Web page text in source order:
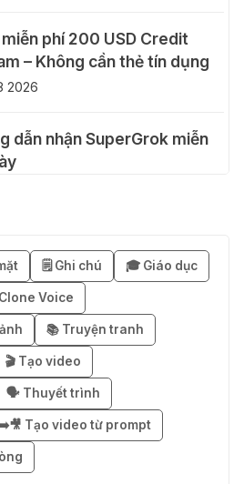
miễn phí 200 USD Credit
– Không cần thẻ tín dụng
2026
dẫn nhận SuperGrok miễn
miễn phí 3–6 tháng
2026
1 tháng ChatGPT Plus
VPN Mexico
2026
ChatGPT Go 12 tháng
🗒️ Ghi chú 🎓 Giáo dục
Voice
📚 Truyện tranh
🎬 Tạo video
🗣️ Thuyết trình
Tạo video từ prompt